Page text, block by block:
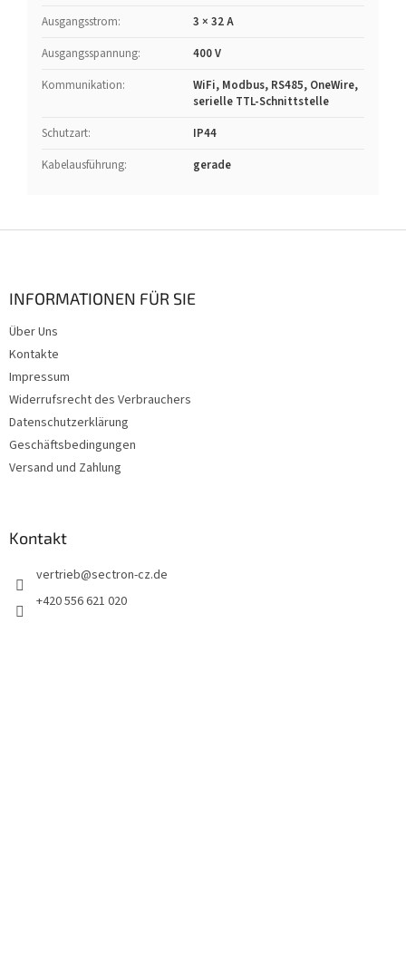
Ausgangsstrom:
3 × 32 A
Ausgangsspannung:
400 V
Kommunikation:
WiFi, Modbus, RS485, OneWire,
serielle TTL-Schnittstelle
Schutzart:
IP44
Kabelausführung: gerade
INFORMATIONEN FÜR SIE
Über Uns
Kontakte
Impressum
Widerrufsrecht des Verbrauchers
Datenschutzerklärung
Geschäftsbedingungen
Versand und Zahlung
Kontakt
vertrieb@sectron-cz.de
+420 556 621 020